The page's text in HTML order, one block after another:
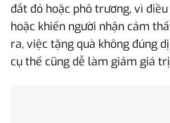
đắt đỏ hoặc phô trương, vì
hoặc khiến người nhận cảm
ra, việc tặng quà không đúng
cụ thể cũng dễ làm giảm giá